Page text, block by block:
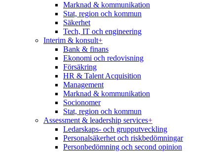
Marknad & kommunikation
Stat, region och kommun
Säkerhet
Tech, IT och engineering
Interim & konsult+
Bank & finans
Ekonomi och redovisning
Försäkring
HR & Talent Acquisition
Management
Marknad & kommunikation
Socionomer
Stat, region och kommun
Assessment & leadership services+
Ledarskaps- och grupputveckling
Personalsäkerhet och riskbedömningar
Personbedömning och second opinion